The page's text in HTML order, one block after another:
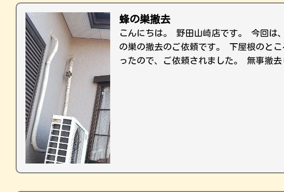
蜂の巣撤去
こんにちは。 野田山崎店です。 今回は
の巣の撤去のご依頼です。 下屋根のと
ったので、ご依頼されました。 無事撤